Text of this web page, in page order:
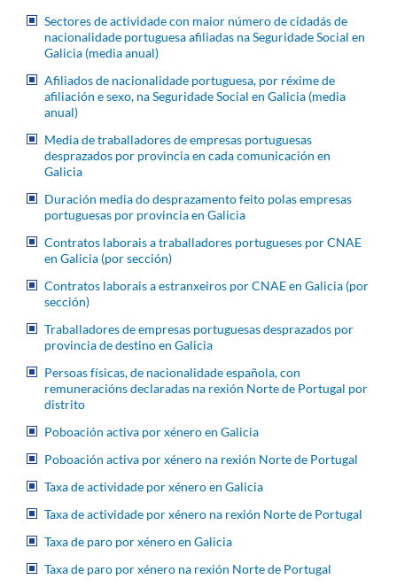
Sectores de actividade con maior número de cidadás de
nacionalidade portuguesa afiliadas na Seguridade Social en
Galicia (media anual)
Afiliados de nacionalidade portuguesa, por réxime de
afiliación e sexo, na Seguridade Social en Galicia (media
anual)
Media de traballadores de empresas portuguesas
desprazados por provincia en cada comunicación en
Galicia
Duración media do desprazamento feito polas empresas
portuguesas por provincia en Galicia
Contratos laborais a traballadores portugueses por CNAE
en Galicia (por sección)
Contratos laborais a estranxeiros por CNAE en Galicia (por
sección)
Traballadores de empresas portuguesas desprazados por
provincia de destino en Galicia
Persoas físicas, de nacionalidade española, con
remuneracións declaradas na rexión Norte de Portugal por
distrito
Poboación activa por xénero en Galicia
Poboación activa por xénero na rexión Norte de Portugal
Taxa de actividade por xénero en Galicia
Taxa de actividade por xénero na rexión Norte de Portugal
Taxa de paro por xénero en Galicia
Taxa de paro por xénero na rexión Norte de Portugal